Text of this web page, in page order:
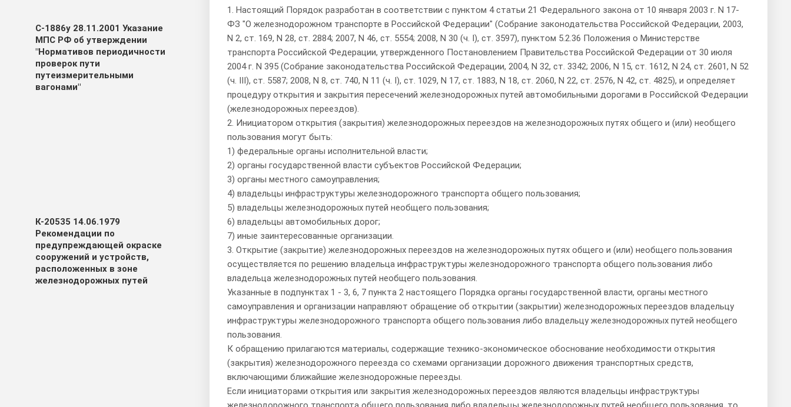
1. Настоящий Порядок разработан в соответствии с пунктом 4 статьи 21 Федерального закона от 10 января 2003 г. N 17-
ФЗ "О железнодорожном транспорте в Российской Федерации" (Собрание законодательства Российской Федерации, 2003,
N 2, ст. 169, N 28, ст. 2884; 2007, N 46, ст. 5554; 2008, N 30 (ч. I), ст. 3597), пунктом 5.2.36 Положения о Министерстве
транспорта Российской Федерации, утвержденного Постановлением Правительства Российской Федерации от 30 июля
2004 г. N 395 (Собрание законодательства Российской Федерации, 2004, N 32, ст. 3342; 2006, N 15, ст. 1612, N 24, ст. 2601, N 52
(ч. III), ст. 5587; 2008, N 8, ст. 740, N 11 (ч. I), ст. 1029, N 17, ст. 1883, N 18, ст. 2060, N 22, ст. 2576, N 42, ст. 4825), и определяет
процедуру открытия и закрытия пересечений железнодорожных путей автомобильными дорогами в Российской Федерации
(железнодорожных переездов).
2. Инициатором открытия (закрытия) железнодорожных переездов на железнодорожных путях общего и (или) необщего
пользования могут быть:
1) федеральные органы исполнительной власти;
2) органы государственной власти субъектов Российской Федерации;
3) органы местного самоуправления;
4) владельцы инфраструктуры железнодорожного транспорта общего пользования;
5) владельцы железнодорожных путей необщего пользования;
6) владельцы автомобильных дорог;
7) иные заинтересованные организации.
3. Открытие (закрытие) железнодорожных переездов на железнодорожных путях общего и (или) необщего пользования
осуществляется по решению владельца инфраструктуры железнодорожного транспорта общего пользования либо
владельца железнодорожных путей необщего пользования.
Указанные в подпунктах 1 - 3, 6, 7 пункта 2 настоящего Порядка органы государственной власти, органы местного
самоуправления и организации направляют обращение об открытии (закрытии) железнодорожных переездов владельцу
инфраструктуры железнодорожного транспорта общего пользования либо владельцу железнодорожных путей необщего
пользования.
К обращению прилагаются материалы, содержащие технико-экономическое обоснование необходимости открытия
(закрытия) железнодорожного переезда со схемами организации дорожного движения транспортных средств,
включающими ближайшие железнодорожные переезды.
Если инициаторами открытия или закрытия железнодорожных переездов являются владельцы инфраструктуры
С-1886у 28.11.2001 Указание
МПС РФ об утверждении
"Нормативов периодичности
проверок пути
путеизмерительными
вагонами"
К-20535 14.06.1979
Рекомендации по
предупреждающей окраске
сооружений и устройств,
расположенных в зоне
железнодорожных путей